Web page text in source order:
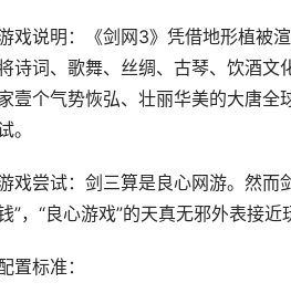
戏说明：《剑网3》凭借地形植被
诗词、歌舞、丝绸、古琴、饮酒文
壹个气势恢弘、壮丽华美的大唐
。
戏尝试：剑三算是良心网游。然而
”，“良心游戏”的天真无邪外表接近
置标准：